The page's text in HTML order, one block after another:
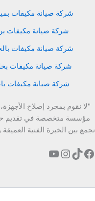
شركة صيانة مكيفات بميسان –
شركة صيانة مكيفات برنية –
شركة صيانة مكيفات بالخرمة –
شركة صيانة مكيفات بخليص –
شركة صيانة مكيفات باضم –
"لا نقوم بمجرد إصلاح
مؤسسة متخصصة في تقديم حلول
نجمع بين الخبرة الفنية